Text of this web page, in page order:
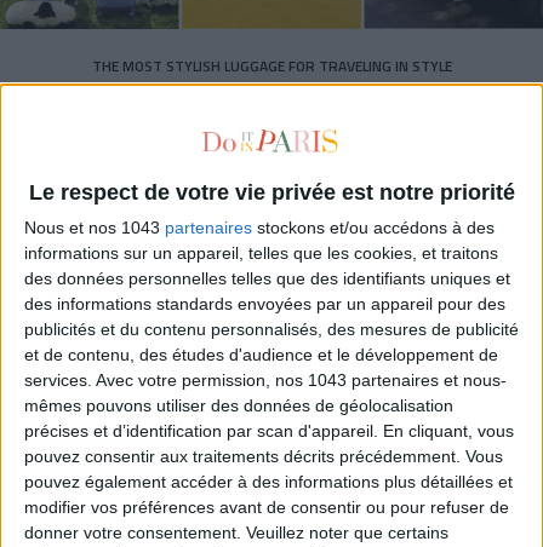
Le respect de votre vie privée est notre priorité
Nous et nos 1043 partenaires stockons et/ou accédons à des
informations sur un appareil, telles que les cookies, et traitons
des données personnelles telles que des identifiants uniques et
des informations standards envoyées par un appareil pour des
publicités et du contenu personnalisés, des mesures de publicité
et de contenu, des études d'audience et le développement de
services. Avec votre permission, nos 1043 partenaires et nous-
mêmes pouvons utiliser des données de géolocalisation
précises et d’identification par scan d'appareil. En cliquant, vous
pouvez consentir aux traitements décrits précédemment. Vous
pouvez également accéder à des informations plus détaillées et
modifier vos préférences avant de consentir ou pour refuser de
donner votre consentement. Veuillez noter que certains
THE MOST STYLISH LUGGAGE FOR TRAVELING IN STYLE
ÉLYSÉE - ÉTOILE: CHIC ADDRESSES TO REMEMBER